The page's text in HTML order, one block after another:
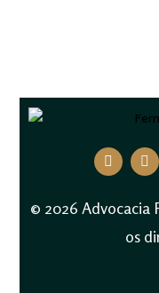
© 2026 Advocacia
os